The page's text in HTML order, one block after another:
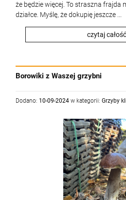
Grzybnia Koźlarz czerwony
25,00 zł
Cena regularna:
DO KOSZYKA
Grzybnia Kurka - Pieprznik
25,00 zł
Cena regularna:
DO KOSZYKA
że będzie więcej. To straszna frajda
działce. Myślę, że dokupię jeszcze ...
czytaj
Borowiki z Waszej grzybni
Dodano: 10-09-2024 w kategorii: Grzyby